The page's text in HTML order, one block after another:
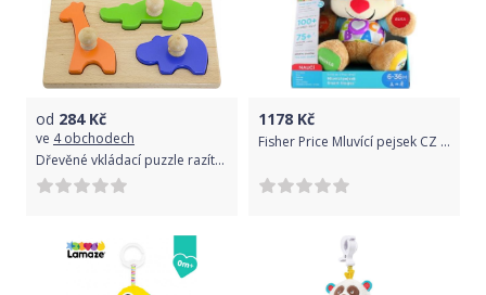
od 284Kč
ve 4 obchodech
Dřevěné vkládací puzzle razítka Viga Zvířata
1178 Kč
Fisher Price Mluvící pejsek CZ FPM72